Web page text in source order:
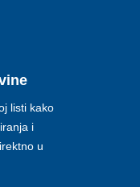
listi kako
i
u